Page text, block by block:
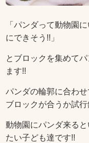
「パンダって動物園
にできそう!!」
とブロックを集めて
ます!!
パンダの輪郭に合わ
ブロックが合うか試
動物園にパンダ来る
たい子ども達です!!